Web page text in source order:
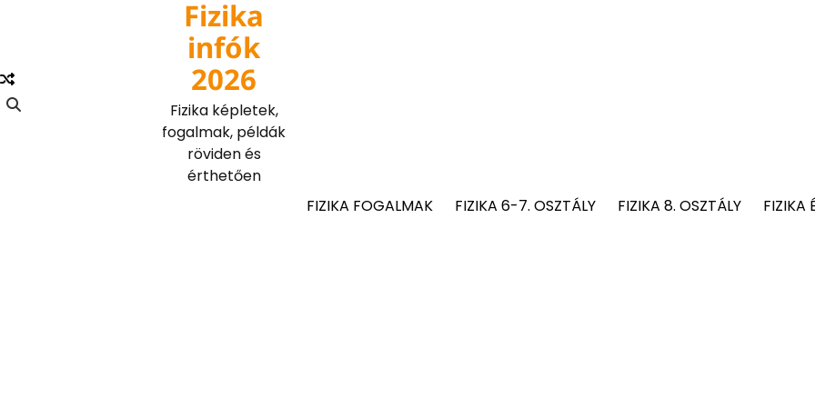
Fizika
infók
2026
Fizika képletek,
fogalmak, példák
röviden és
érthetően
FIZIKA FOGALMAK
FIZIKA 6-7. OSZTÁLY FIZIKA 8. OSZTÁLY FIZIKA